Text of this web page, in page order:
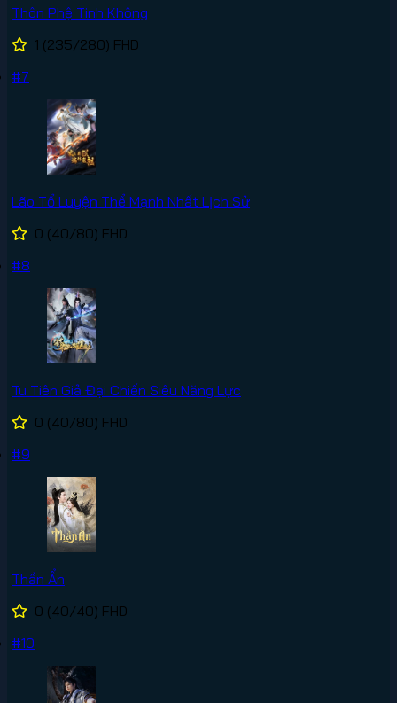
Thôn Phệ Tinh Không
1 (235/280) FHD
#7
Lão Tổ Luyện Thể Mạnh Nhất Lịch Sử
0 (40/80) FHD
#8
Tu Tiên Giả Đại Chiến Siêu Năng Lực
0 (40/80) FHD
#9
Thần Ẩn
0 (40/40) FHD
#10